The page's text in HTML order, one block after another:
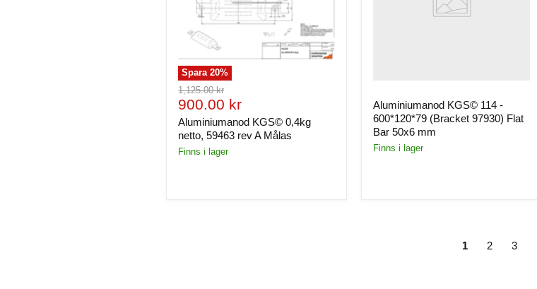
Spara20%
Ursprungligt
pris
1,125.00 kr
Nuvarande
pris
900.00 kr
Aluminiumanod KGS© 0,4kg
netto, 59463 rev A Målas
Finns i lager
Aluminiumanod KGS© 114 -
600*120*79 (Bracket 97930) Flat
Bar 50x6 mm
Finns i lager
1 2 3